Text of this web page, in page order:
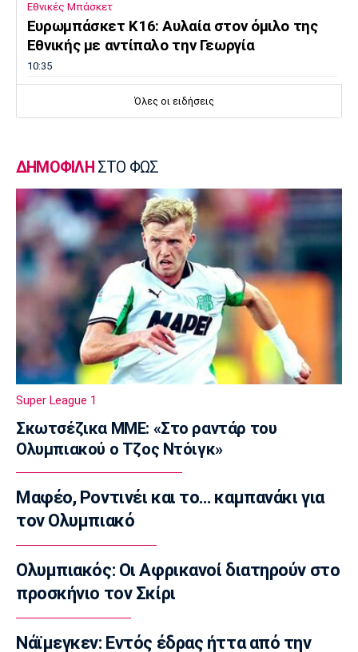
Εθνικές Μπάσκετ
Ευρωμπάσκετ Κ16: Αυλαία στον όμιλο της
Εθνικής με αντίπαλο την Γεωργία
10:35
Αλλαγή σελίδας στη Βιλερμπάν
ΦΩΣ στο Στοίχημα: Άσος και γκολ στο
Τάμπερε
10:05
NBA
Καβαλίερς: Πιθανή η ανταλλαγή του Σρέντερ
09:50
Super League 1
Κηφισιά: Ισόπαλο 2-2 το φιλικό με τον
ΑΠΟΕΛ
09:35
Τηλεόραση: Οι αθλητικές μεταδόσεις της
Κυριακής (9/8)
09:20
Παγκόσμιο Πρωτάθλημα Κ20: Πέμπτος ο
Αλιβιζάτος, ένατος ο Κουλούρης
Ποδόσφαιρο Γυναικών
Μπραν - ΠΑΟΚ 3-2: Τα highlights της
αναμέτρησης
08:50
Super League 2
Όλες οι ειδήσεις
ΔΗΜΟΦΙΛΗ ΣΤΟ ΦΩΣ
Super League 1
Σκωτσέζικα ΜΜΕ: «Στο ραντάρ του
Ολυμπιακού ο Τζος Ντόιγκ»
Μαφέο, Ροντινέι και το… καμπανάκι για
τον Ολυμπιακό
Ολυμπιακός: Οι Αφρικανοί διατηρούν στο
προσκήνιο τον Σκίρι
Νάϊμεγκεν: Εντός έδρας ήττα από την